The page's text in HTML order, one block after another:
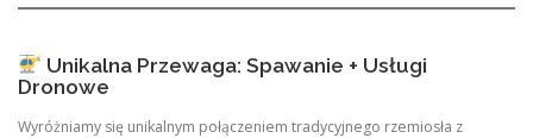
Unikalna Przewaga: Spawanie + Usługi
Dronowe
Wyróżniamy się unikalnym połączeniem tradycyjnego rzemiosła z